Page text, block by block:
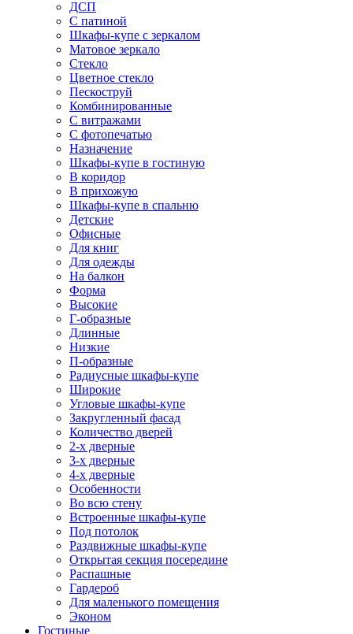
ДСП
С патиной
Шкафы-купе с зеркалом
Матовое зеркало
Стекло
Цветное стекло
Пескоструй
Комбинированные
С витражами
С фотопечатью
Назначение
Шкафы-купе в гостиную
В коридор
В прихожую
Шкафы-купе в спальню
Детские
Офисные
Для книг
Для одежды
На балкон
Форма
Высокие
Г-образные
Длинные
Низкие
П-образные
Радиусные шкафы-купе
Широкие
Угловые шкафы-купе
Закругленный фасад
Количество дверей
2-х дверные
3-х дверные
4-х дверные
Особенности
Во всю стену
Встроенные шкафы-купе
Под потолок
Раздвижные шкафы-купе
Открытая секция посередине
Распашные
Гардероб
Для маленького помещения
Эконом
Гостиные